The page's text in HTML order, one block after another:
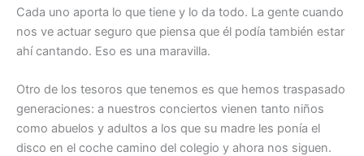
Cada uno aporta lo que tiene y lo da todo. La gente cuando
nos ve actuar seguro que piensa que él podía también estar
ahí cantando. Eso es una maravilla.
Otro de los tesoros que tenemos es que hemos traspasado
generaciones: a nuestros conciertos vienen tanto niños
como abuelos y adultos a los que su madre les ponía el
disco en el coche camino del colegio y ahora nos siguen.